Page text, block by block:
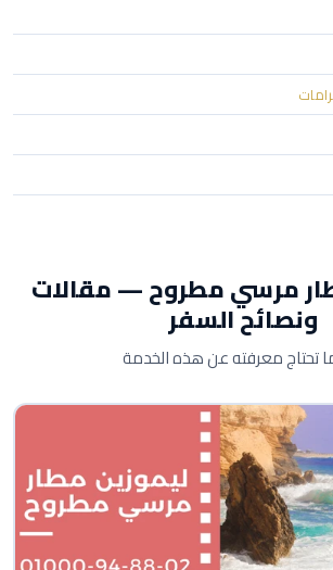
مرسي مطروح — مقالات
ونصائح السفر
تحتاج معرفته عن هذه الخدمة